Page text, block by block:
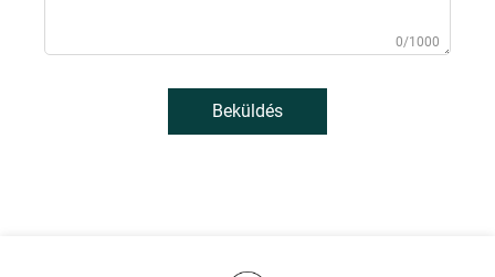
0/1000
Beküldés